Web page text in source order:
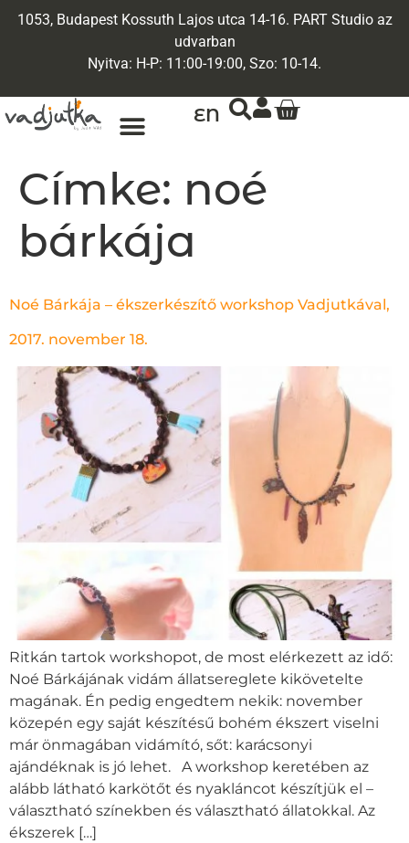
1053, Budapest Kossuth Lajos utca 14-16. PART Studio az
udvarban
Nyitva: H-P: 11:00-19:00, Szo: 10-14.
EN
Címke: noé
bárkája
Noé Bárkája – ékszerkészítő workshop Vadjutkával,
2017. november 18.
Ritkán tartok workshopot, de most elérkezett az idő:
Noé Bárkájának vidám állatsereglete kikövetelte
magának. Én pedig engedtem nekik: november
közepén egy saját készítésű bohém ékszert viselni
már önmagában vidámító, sőt: karácsonyi
ajándéknak is jó lehet. A workshop keretében az
alább látható karkötőt és nyakláncot készítjük el –
választható színekben és választható állatokkal. Az
ékszerek […]